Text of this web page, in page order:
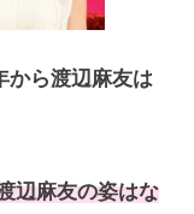
から渡辺麻友は
辺麻友の姿はな